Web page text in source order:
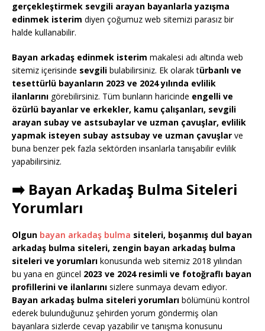
gerçekleştirmek sevgili arayan bayanlarla yazışma
edinmek isterim diyen çoğumuz web sitemizi parasız bir
halde kullanabilir.
Bayan arkadaş edinmek isterim makalesi adı altında web
sitemiz içerisinde sevgili bulabilirsiniz. Ek olarak türbanlı ve
tesettürlü bayanların 2023 ve 2024 yılında evlilik
ilanlarını görebilirsiniz. Tüm bunların haricinde engelli ve
özürlü bayanlar ve erkekler, kamu çalışanları, sevgili
arayan subay ve astsubaylar ve uzman çavuşlar, evlilik
yapmak isteyen subay astsubay ve uzman çavuşlar ve
buna benzer pek fazla sektörden insanlarla tanışabilir evlilik
yapabilirsiniz.
➡️ Bayan Arkadaş Bulma Siteleri
Yorumları
Olgun bayan arkadaş bulma siteleri, boşanmış dul bayan
arkadaş bulma siteleri, zengin bayan arkadaş bulma
siteleri ve yorumları konusunda web sitemiz 2018 yılından
bu yana en güncel 2023 ve 2024 resimli ve fotoğraflı bayan
profillerini ve ilanlarını sizlere sunmaya devam ediyor.
Bayan arkadaş bulma siteleri yorumları bölümünü kontrol
ederek bulunduğunuz şehirden yorum göndermiş olan
bayanlara sizlerde cevap yazabilir ve tanışma konusunu